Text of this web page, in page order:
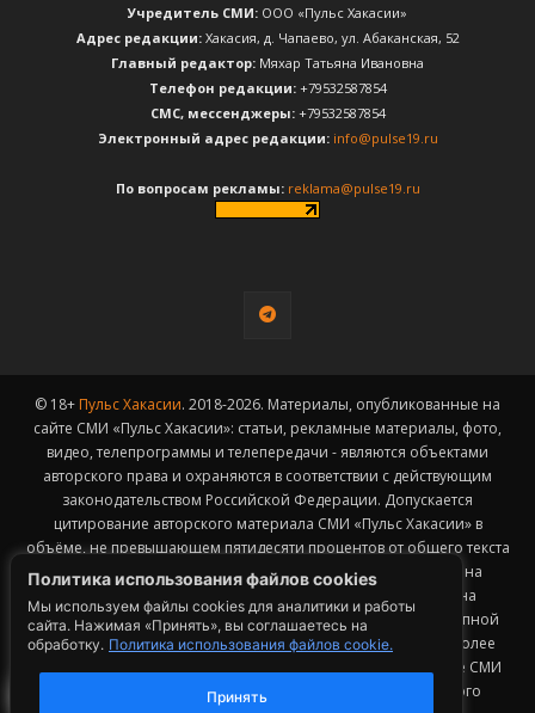
Политика использования файлов cookies
Мы используем файлы cookies для аналитики и работы
сайта. Нажимая «Принять», вы соглашаетесь на
обработку. Политика использования файлов cookie.
Принять
Учредитель СМИ: ООО «Пульс Хакасии»
Адрес редакции:Хакасия, д. Чапаево, ул. Абаканская, 52
Главный редактор: Мяхар Татьяна Ивановна
Телефон редакции:+79532587854
CМС, мессенджеры:+79532587854
Электронный адрес редакции: info@pulse19.ru
По вопросам рекламы: reklama@pulse19.ru
© 18+ Пульс Хакасии. 2018-2026. Материалы, опубликованные на
сайте СМИ «Пульс Хакасии»: статьи, рекламные материалы, фото,
видео, телепрограммы и телепередачи - являются объектами
авторского права и охраняются в соответствии с действующим
законодательством Российской Федерации. Допускается
цитирование авторского материала СМИ «Пульс Хакасии» в
объёме, не превышающем пятидесяти процентов от общего текста
публикации с обязательным размещением гиперссылки на
страницу заимствования материала. Гиперссылка должна
размещаться в тексте цитируемого материала и быть доступной
для индексации поисковыми системами. Заимствование более
50% общего объема материала, опубликованного на сайте СМИ
«Пульс Хакасии», возможно исключительно с письменного